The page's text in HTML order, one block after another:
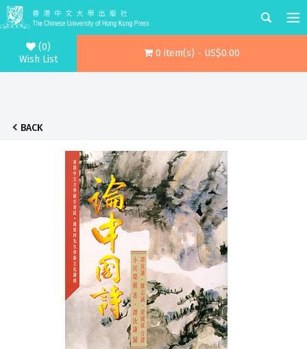
(0)
Wish List
0 item(s) - US$0.00
BACK